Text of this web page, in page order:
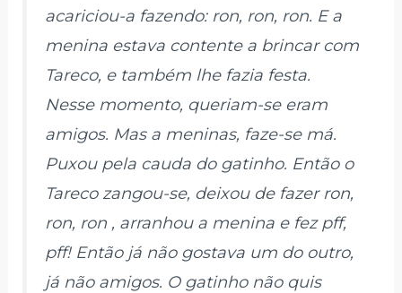
acariciou-a fazendo: ron, ron, ron. E a
menina estava contente a brincar com
Tareco, e também lhe fazia festa.
Nesse momento, queriam-se eram
amigos. Mas a meninas, faze-se má.
Puxou pela cauda do gatinho. Então o
Tareco zangou-se, deixou de fazer ron,
ron, ron , arranhou a menina e fez pff,
pff! Então já não gostava um do outro,
já não amigos. O gatinho não quis